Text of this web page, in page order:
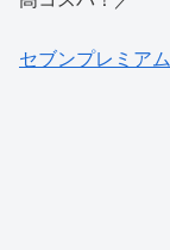
セブンプレミア